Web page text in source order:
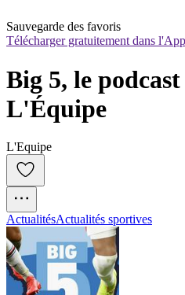
Sauvegarde des favoris
Télécharger gratuitement dans
Big 5, le
L'Équipe
L'Equipe
ActualitésActualités sportives